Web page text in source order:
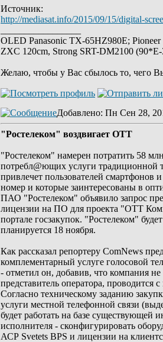
Источник:
http://mediasat.info/2015/09/15/digital-
OLED Panasonic TX-65HZ980E;
ZXC 120cm, Strong SRT-DM2100
Желаю, чтобы у Вас сбылось то, чего
Добавлено: Пн Сен 28,
"Ростелеком" воздвигает ОТТ
"Ростелеком" намерен потратить 58
потребл@ющих услуги традиционной
привлечет пользователей
номер и которые заинтересованы в
ПАО "Ростелеком" объявило запрос
лицензии на ПО для проекта "ОТТ
портале госзакупок. "Ростелеком"
планируется 18 ноября.
Как рассказал репортеру ComNews
комплементарный услуге голосовой
- отметил он, добавив, что компания
представитель оператора, проводится
Согласно техническому заданию
услуги местной телефонной связи
будет работать на базе существующей
исполнителя - сконфигурировать
АСР Svetets BPS и лицензии на